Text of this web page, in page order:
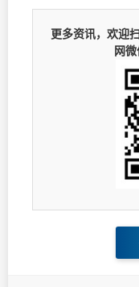
更多资讯，欢迎
网